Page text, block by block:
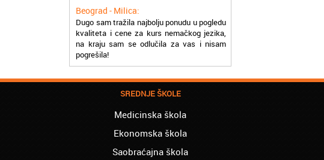
Dugo sam tražila najbolju ponudu u pogledu
kvaliteta i cene za kurs nemačkog jezika,
na kraju sam se odlučila za vas i nisam
pogrešila!
Čukarica - Svetlana:
školi, prezadovoljna sam uslugom i
profesorima. Pozdrav za sve
Palilula - Ana:
Uspešno sam završila kurs švedskog
ovog jezika bilo presudno. Hvala Vam puno
SREDNJE ŠKOLE
Medicinska škola
Ekonomska škola
Saobraćajna škola